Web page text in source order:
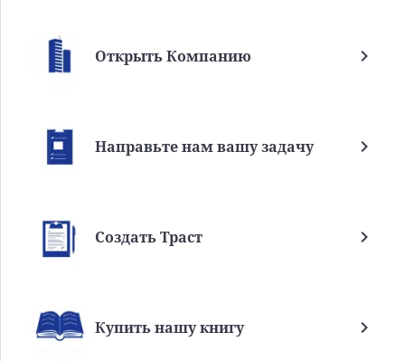
Открыть Компанию
Направьте нам вашу задачу
Создать Траст
Купить нашу книгу